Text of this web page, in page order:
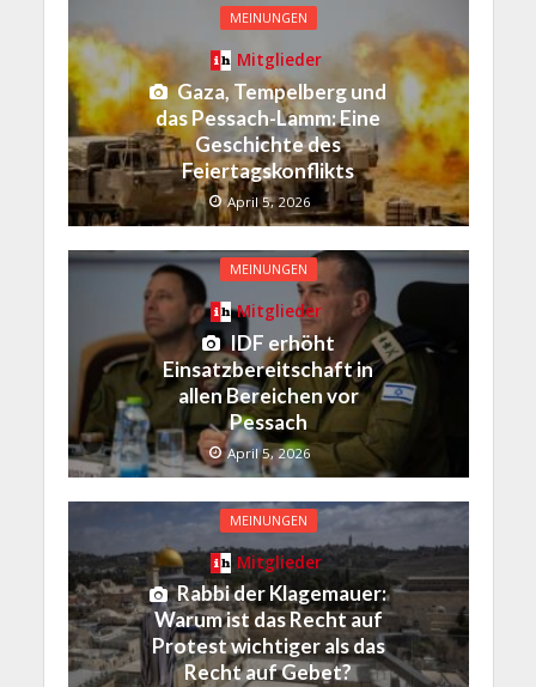
MEINUNGEN
Mitglieder
Gaza, Tempelberg und
das Pessach-Lamm: Eine
Geschichte des
Feiertagskonflikts
April 5, 2026
MEINUNGEN
Mitglieder
IDF erhöht
Einsatzbereitschaft in
allen Bereichen vor
Pessach
April 5, 2026
MEINUNGEN
Mitglieder
Rabbi der Klagemauer:
Warum ist das Recht auf
Protest wichtiger als das
Recht auf Gebet?